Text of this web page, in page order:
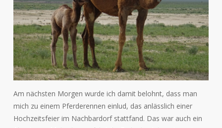
Am nächsten Morgen wurde ich damit belohnt, dass man
mich zu einem Pferderennen einlud, das anlässlich einer
Hochzeitsfeier im Nachbardorf stattfand. Das war auch ein